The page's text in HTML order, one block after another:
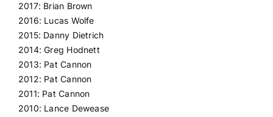
2017: Brian Brown
2016: Lucas Wolfe
2015: Danny Dietrich
2014: Greg Hodnett
2013: Pat Cannon
2012: Pat Cannon
2011: Pat Cannon
2010: Lance Dewease